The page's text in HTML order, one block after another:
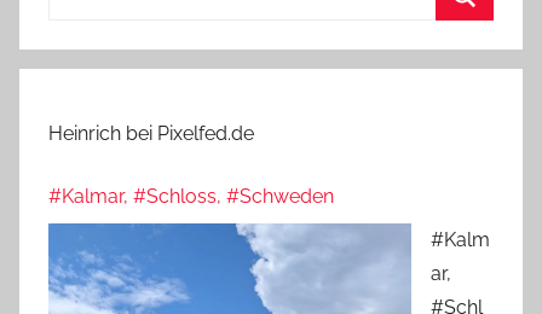
Heinrich bei Pixelfed.de
#Kalmar, #Schloss, #Schweden
#Kalm
ar,
#Schl